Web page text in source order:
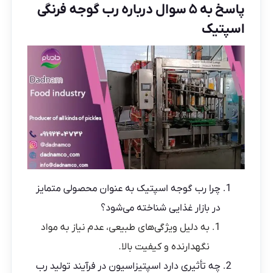
پاسخ به ۵ سوال درباره رب گوجه فرنگی
اسپتیک
چرا رب گوجه اسپتیک به عنوان محصولی متمایز
در بازار غذایی شناخته می‌شود؟
به دلیل ویژگی‌های طبیعی، عدم نیاز به مواد
نگهدارنده و کیفیت بالا.
چه تأثیری دارد اسپتیزاسیون در فرآیند تولید رب